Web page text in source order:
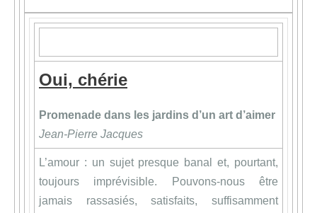
Oui, chérie
Promenade dans les jardins d’un art d’aimer
Jean-Pierre Jacques
L’amour : un sujet presque banal et, pourtant,
toujours imprévisible. Pouvons-nous être
jamais rassasiés, satisfaits, suffisamment